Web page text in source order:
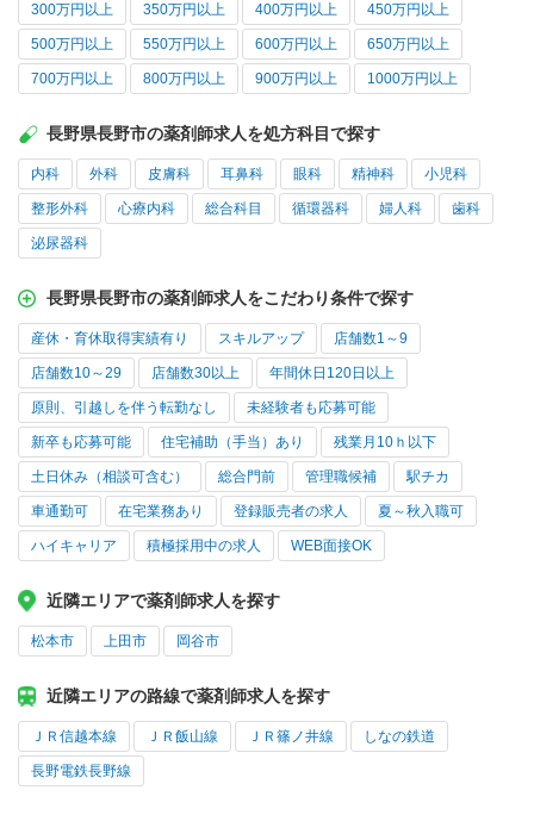
300万円以上 350万円以上 400万円以上 450万円以上
500万円以上 550万円以上 600万円以上 650万円以上
700万円以上 800万円以上 900万円以上 1000万円以上
長野県長野市の薬剤師求人を処方科目で探す
内科 外科 皮膚科 耳鼻科 眼科 精神科 小児科
整形外科 心療内科 総合科目 循環器科 婦人科 歯科
泌尿器科
長野県長野市の薬剤師求人をこだわり条件で探す
産休・育休取得実績有り スキルアップ 店舗数1～9
店舗数10～29 店舗数30以上 年間休日120日以上
原則、引越しを伴う転勤なし 未経験者も応募可能
新卒も応募可能 住宅補助（手当）あり 残業月10ｈ以下
土日休み（相談可含む） 総合門前 管理職候補 駅チカ
車通勤可 在宅業務あり 登録販売者の求人 夏～秋入職可
ハイキャリア 積極採用中の求人 WEB面接OK
近隣エリアで薬剤師求人を探す
松本市 上田市 岡谷市
近隣エリアの路線で薬剤師求人を探す
ＪＲ信越本線 ＪＲ飯山線 ＪＲ篠ノ井線 しなの鉄道
長野電鉄長野線